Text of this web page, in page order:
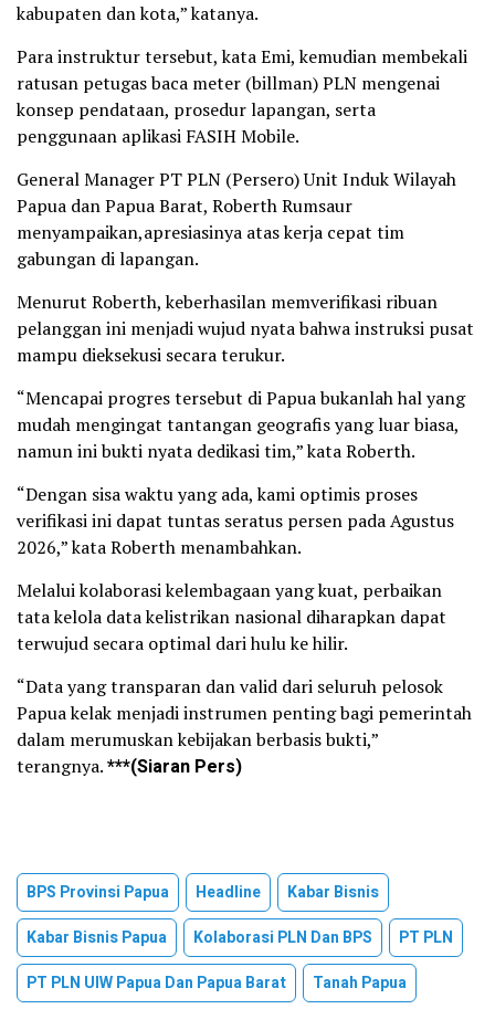
kabupaten dan kota,” katanya.
Para instruktur tersebut, kata Emi, kemudian membekali
ratusan petugas baca meter (billman) PLN mengenai
konsep pendataan, prosedur lapangan, serta
penggunaan aplikasi FASIH Mobile.
General Manager PT PLN (Persero) Unit Induk Wilayah
Papua dan Papua Barat, Roberth Rumsaur
menyampaikan,apresiasinya atas kerja cepat tim
gabungan di lapangan.
Menurut Roberth, keberhasilan memverifikasi ribuan
pelanggan ini menjadi wujud nyata bahwa instruksi pusat
mampu dieksekusi secara terukur.
“Mencapai progres tersebut di Papua bukanlah hal yang
mudah mengingat tantangan geografis yang luar biasa,
namun ini bukti nyata dedikasi tim,” kata Roberth.
“Dengan sisa waktu yang ada, kami optimis proses
verifikasi ini dapat tuntas seratus persen pada Agustus
2026,” kata Roberth menambahkan.
Melalui kolaborasi kelembagaan yang kuat, perbaikan
tata kelola data kelistrikan nasional diharapkan dapat
terwujud secara optimal dari hulu ke hilir.
“Data yang transparan dan valid dari seluruh pelosok
Papua kelak menjadi instrumen penting bagi pemerintah
dalam merumuskan kebijakan berbasis bukti,”
terangnya.***(Siaran Pers)
BPS Provinsi Papua Headline
Kabar Bisnis
Kabar Bisnis Papua
Kolaborasi PLN Dan BPS
PT PLN
PT PLN UIW Papua Dan Papua Barat
Tanah Papua